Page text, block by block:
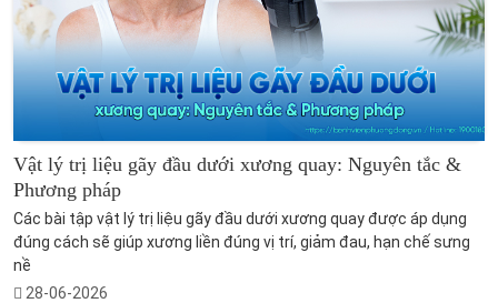
Vật lý trị liệu gãy đầu dưới xương quay: Nguyên tắc &
Phương pháp
Các bài tập vật lý trị liệu gãy đầu dưới xương quay được áp dụng
đúng cách sẽ giúp xương liền đúng vị trí, giảm đau, hạn chế sưng
nề
28-06-2026